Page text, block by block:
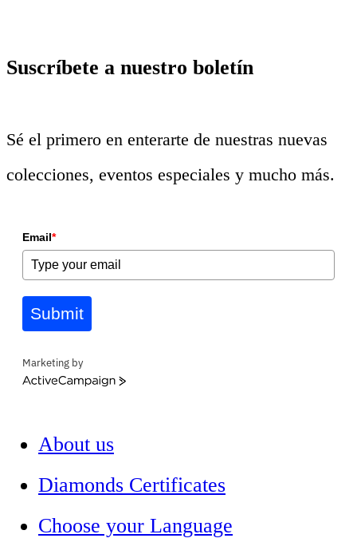
Suscríbete a nuestro boletín
Sé el primero en enterarte de nuestras nuevas
colecciones, eventos especiales y mucho más.
Email*
Submit
Marketing by
ActiveCampaign
About us
Diamonds Certificates
Choose your Language